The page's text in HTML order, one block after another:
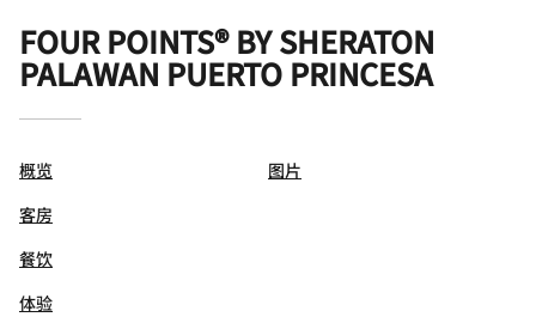
FOUR POINTS® BY SHERATON
PALAWAN PUERTO PRINCESA
概览
客房
餐饮
体验
图片